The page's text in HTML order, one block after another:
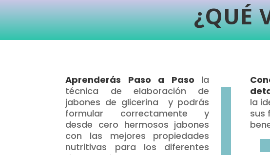
¿QUÉ
Aprenderás Paso a Paso la
técnica de elaboración de
jabones de glicerina y podrás
formular correctamente y
desde cero hermosos jabones
con las mejores propiedades
nutritivas para los diferentes
la
sus